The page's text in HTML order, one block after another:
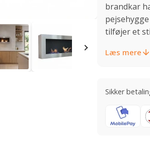
brandkar
tilføjer et
Læs mere
Sikker